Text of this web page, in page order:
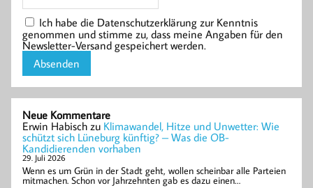
Ich habe die Datenschutzerklärung zur Kenntnis
genommen und stimme zu, dass meine Angaben für den
Newsletter-Versand gespeichert werden.
Neue Kommentare
Erwin Habisch zu Klimawandel, Hitze und Unwetter: Wie
schützt sich Lüneburg künftig? – Was die OB-
Kandidierenden vorhaben
29. Juli 2026
Wenn es um Grün in der Stadt geht, wollen scheinbar alle Parteien
mitmachen. Schon vor Jahrzehnten gab es dazu einen…